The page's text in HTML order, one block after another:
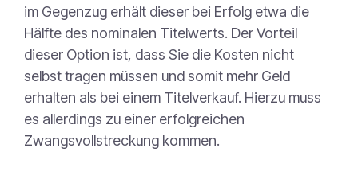
im Gegenzug erhält dieser bei Erfolg etwa die
Hälfte des nominalen Titelwerts. Der Vorteil
dieser Option ist, dass Sie die Kosten nicht
selbst tragen müssen und somit mehr Geld
erhalten als bei einem Titelverkauf. Hierzu muss
es allerdings zu einer erfolgreichen
Zwangsvollstreckung kommen.